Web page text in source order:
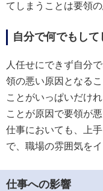
てしまうことは要領
自分で何でもして
人任せにできず自分
領の悪い原因となる
ことがいっぱいだけ
ことが原因で要領が
仕事においても、上
で、職場の雰囲気を
仕事への影響